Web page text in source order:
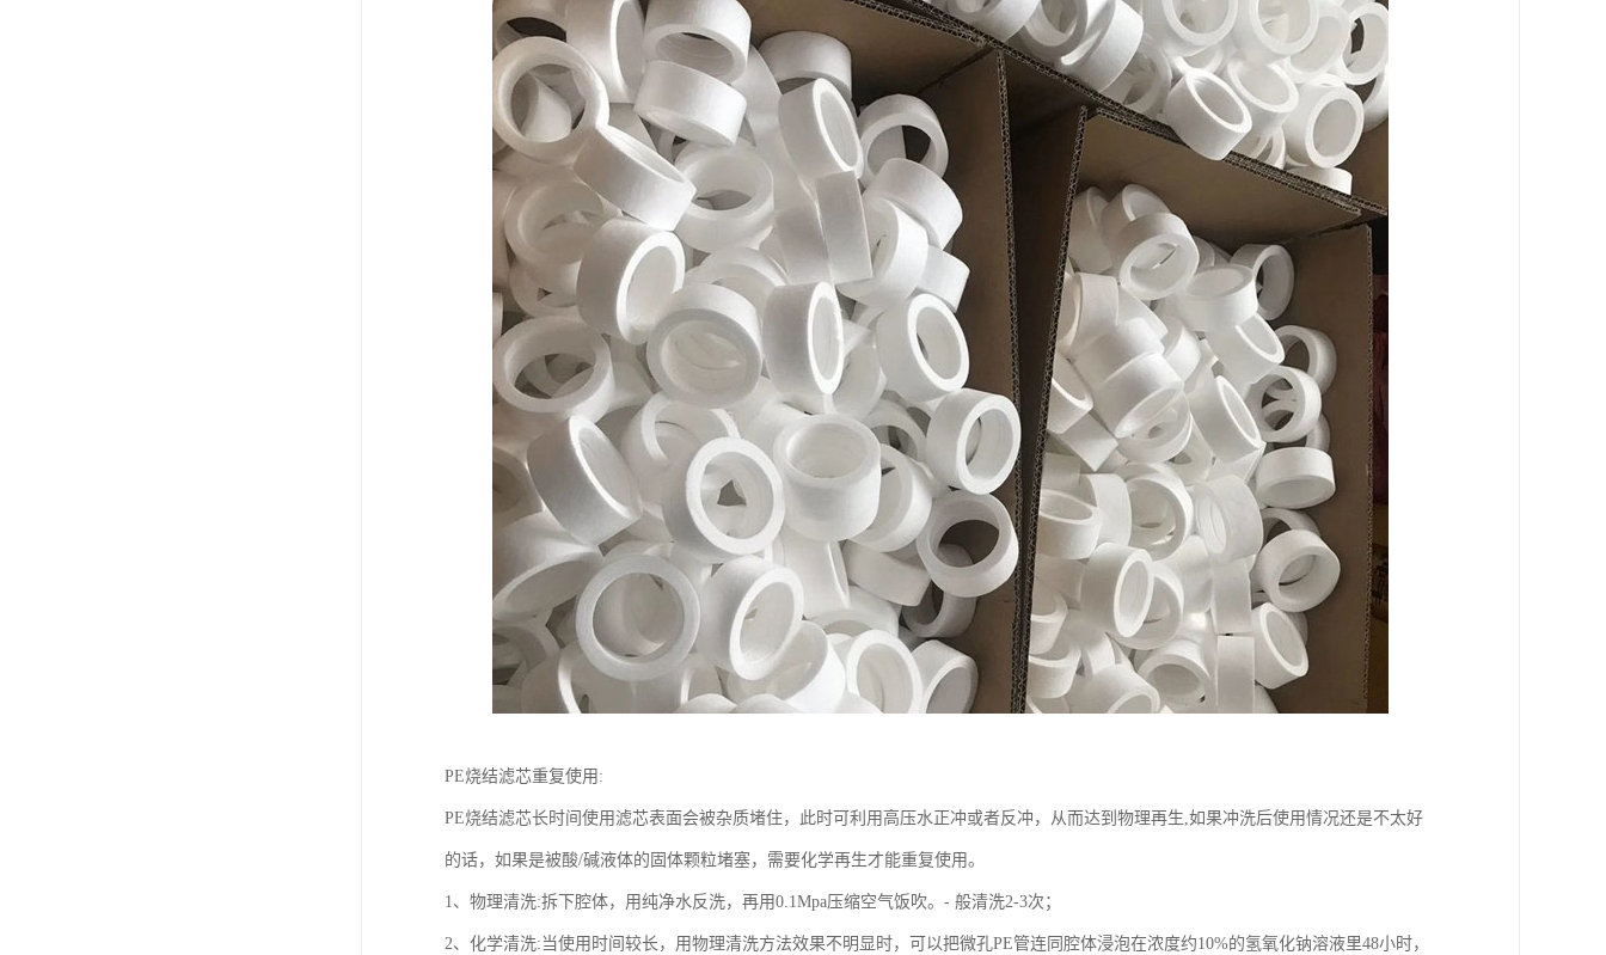
PE烧结滤芯重复使用:
PE烧结滤芯长时间使用滤芯表面会被杂质堵住，此时可利用高压水正冲或者反冲，从而达到物理再生,如果冲洗后使用情况还是不太好
的话，如果是被酸/碱液体的固体颗粒堵塞，需要化学再生才能重复使用。
1、物理清洗:拆下腔体，用纯净水反洗，再用0.1Mpa压缩空气饭吹。- 般清洗2-3次；
2、化学清洗:当使用时间较长，用物理清洗方法效果不明显时，可以把微孔PE管连同腔体浸泡在浓度约10%的氢氧化钠溶液里48小时，